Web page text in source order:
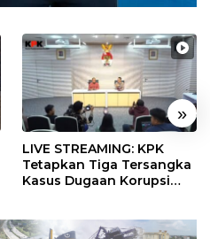
»
LIVE STREAMING: KPK
Tetapkan Tiga Tersangka
Kasus Dugaan Korupsi